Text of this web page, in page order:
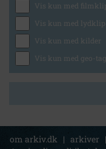
Vis kun med
Vis kun med lydklip
Vis kun med kilder
Vis kun med geo-tag
om arkiv.dk | arkiver |